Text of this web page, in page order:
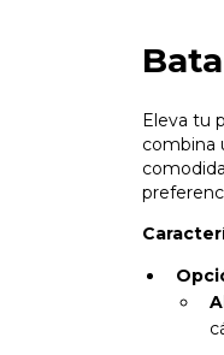
Eleva tu
combina